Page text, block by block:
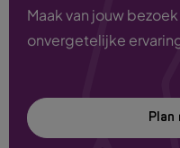
Maak van jouw
onvergetelijke
Plan